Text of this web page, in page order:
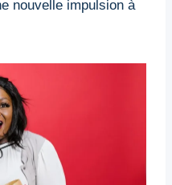
nouvelle impulsion à